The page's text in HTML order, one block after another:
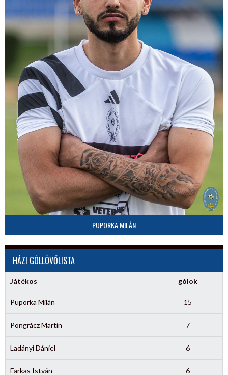
PUPORKA MILÁN
HÁZI GÓLLÖVŐLISTA
Játékos gólok
Puporka Milán 15
Pongrácz Martin 7
Ladányi Dániel 6
Farkas István 6